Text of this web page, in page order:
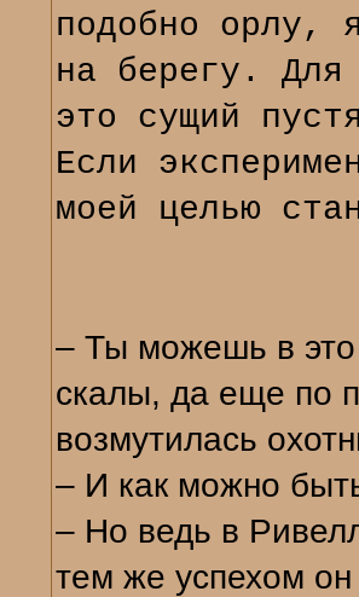
подобно орлу,
на берегу. Для
это сущий
Если
моей целью
– Ты можешь в это
скалы, да еще по
возмутилась
– И как можно
– Но ведь в
тем же успехом он